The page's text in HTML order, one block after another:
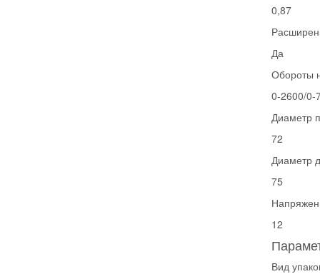
0,87
Да
Обороты
0-2600/0-
Диаметр
72
Диаметр
75
12
Вид